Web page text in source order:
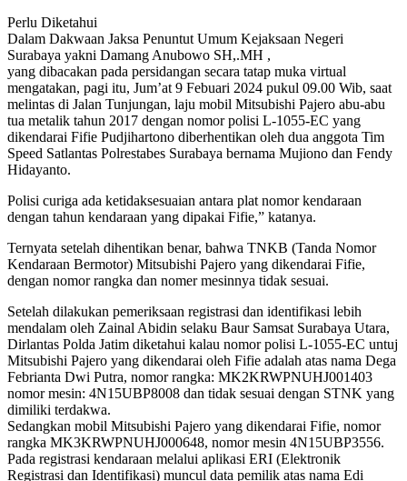
Perlu Diketahui
Dalam Dakwaan Jaksa Penuntut Umum Kejaksaan Negeri
Surabaya yakni Damang Anubowo SH,.MH ,
yang dibacakan pada persidangan secara tatap muka virtual
mengatakan, pagi itu, Jum’at 9 Febuari 2024 pukul 09.00 Wib, saat
melintas di Jalan Tunjungan, laju mobil Mitsubishi Pajero abu-abu
tua metalik tahun 2017 dengan nomor polisi L-1055-EC yang
dikendarai Fifie Pudjihartono diberhentikan oleh dua anggota Tim
Speed Satlantas Polrestabes Surabaya bernama Mujiono dan Fendy
Hidayanto.
Polisi curiga ada ketidaksesuaian antara plat nomor kendaraan
dengan tahun kendaraan yang dipakai Fifie,” katanya.
Ternyata setelah dihentikan benar, bahwa TNKB (Tanda Nomor
Kendaraan Bermotor) Mitsubishi Pajero yang dikendarai Fifie,
dengan nomor rangka dan nomer mesinnya tidak sesuai.
Setelah dilakukan pemeriksaan registrasi dan identifikasi lebih
mendalam oleh Zainal Abidin selaku Baur Samsat Surabaya Utara,
Dirlantas Polda Jatim diketahui kalau nomor polisi L-1055-EC untuj
Mitsubishi Pajero yang dikendarai oleh Fifie adalah atas nama Dega
Febrianta Dwi Putra, nomor rangka: MK2KRWPNUHJ001403
nomor mesin: 4N15UBP8008 dan tidak sesuai dengan STNK yang
dimiliki terdakwa.
Sedangkan mobil Mitsubishi Pajero yang dikendarai Fifie, nomor
rangka MK3KRWPNUHJ000648, nomor mesin 4N15UBP3556.
Pada registrasi kendaraan melalui aplikasi ERI (Elektronik
Registrasi dan Identifikasi) muncul data pemilik atas nama Edi